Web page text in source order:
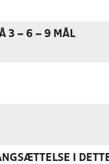
3 – 6 – 9 MÅL
I